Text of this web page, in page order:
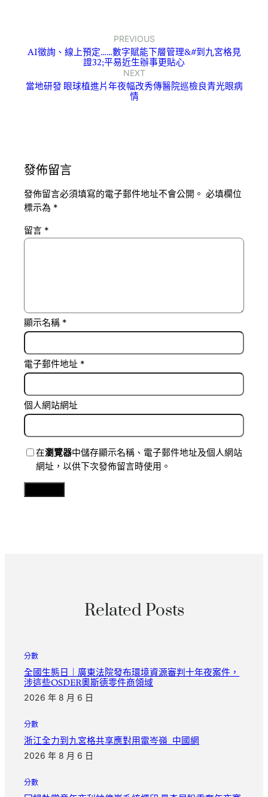
PREVIOUS
AI徵詢、線上預定……數字賦能下層管理&#到九宮格見
證32;平易近生辦事更貼心
NEXT
當地研發 眼球植進片年夜幅改秀傳醫院巡檢良青光眼病
情
發佈留言
發佈留言必須填寫的電子郵件地址不會公開。 必填欄位
標示為 *
留言 *
顯示名稱 *
電子郵件地址 *
個人網站網址
在瀏覽器中儲存顯示名稱、電子郵件地址及個人網站
網址，以供下次發佈留言時使用。
Related Posts
分數
全國生態日｜廣東法院發布環境資源審判十年夜案件，
涉這些OSDER奧斯德零件商領域
2026 年 8 月 6 日
分數
浙江全力到九宮格共享應對用電岑嶺_中國網
2026 年 8 月 6 日
分數